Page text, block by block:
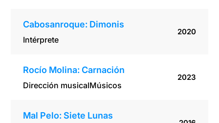
Cabosanroque: Dimonis
Intérprete
2020
Rocío Molina: Carnación
Dirección musicalMúsicos
2023
Mal Pelo: Siete Lunas